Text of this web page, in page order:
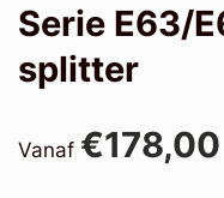
Serie E63/
splitter
Vanaf €178,00